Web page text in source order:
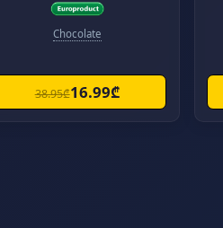
Chocolate
38.95₾16.99₾